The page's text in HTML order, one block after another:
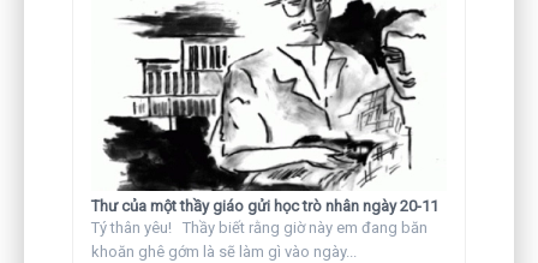
Thư của một thầy giáo gửi học trò nhân ngày 20-11
Tý thân yêu! Thầy biết rằng giờ này em đang băn
khoăn ghê gớm là sẽ làm gì vào ngày...